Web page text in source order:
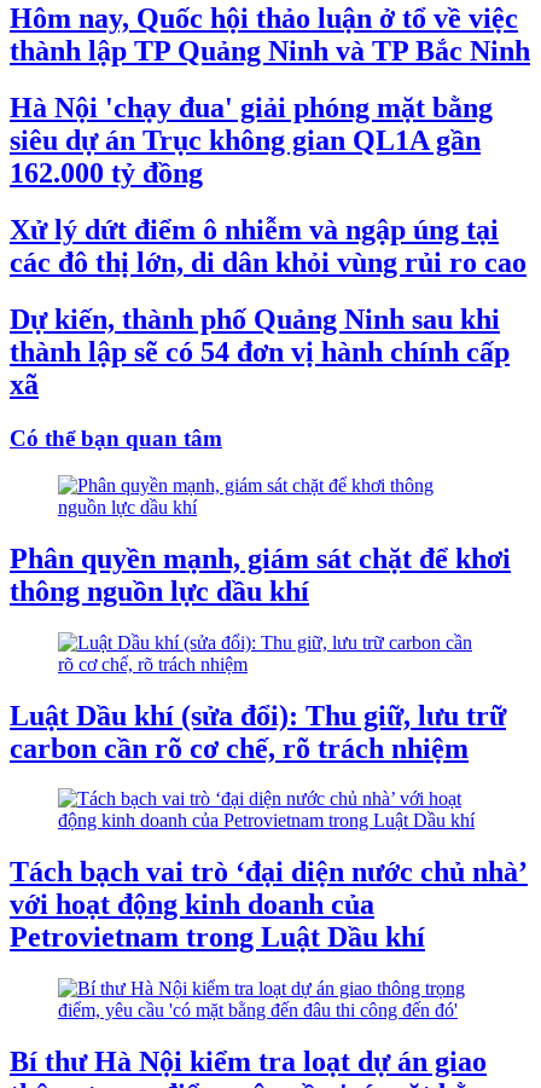
Hôm nay, Quốc hội thảo luận ở tổ về việc
thành lập TP Quảng Ninh và TP Bắc Ninh
Hà Nội 'chạy đua' giải phóng mặt bằng
siêu dự án Trục không gian QL1A gần
162.000 tỷ đồng
Xử lý dứt điểm ô nhiễm và ngập úng tại
các đô thị lớn, di dân khỏi vùng rủi ro cao
Dự kiến, thành phố Quảng Ninh sau khi
thành lập sẽ có 54 đơn vị hành chính cấp
xã
Có thể bạn quan tâm
Phân quyền mạnh, giám sát chặt để khơi
thông nguồn lực dầu khí
Luật Dầu khí (sửa đổi): Thu giữ, lưu trữ
carbon cần rõ cơ chế, rõ trách nhiệm
Tách bạch vai trò ‘đại diện nước chủ nhà’
với hoạt động kinh doanh của
Petrovietnam trong Luật Dầu khí
Bí thư Hà Nội kiểm tra loạt dự án giao